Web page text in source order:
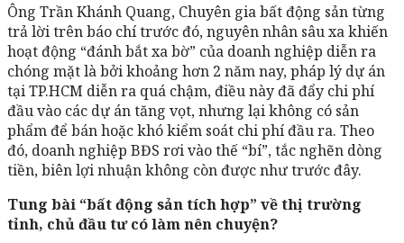
Ông Trần Khánh Quang, Chuyên gia bất động sản từng
trả lời trên báo chí trước đó, nguyên nhân sâu xa khiến
hoạt động “đánh bắt xa bờ” của doanh nghiệp diễn ra
chóng mặt là bởi khoảng hơn 2 năm nay, pháp lý dự án
tại TP.HCM diễn ra quá chậm, điều này đã đẩy chi phí
đầu vào các dự án tăng vọt, nhưng lại không có sản
phẩm để bán hoặc khó kiểm soát chi phí đầu ra. Theo
đó, doanh nghiệp BĐS rơi vào thế “bí”, tắc nghẽn dòng
tiền, biên lợi nhuận không còn được như trước đây.
Tung bài “bất động sản tích hợp” về thị trường
tỉnh, chủ đầu tư có làm nên chuyện?